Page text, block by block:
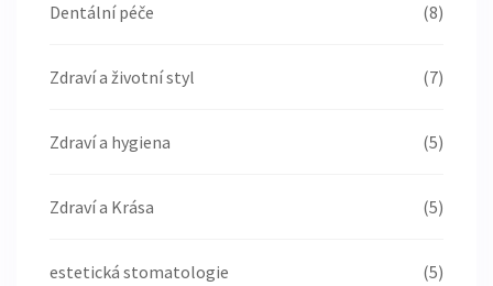
Dentální péče (8)
Zdraví a životní styl (7)
Zdraví a hygiena (5)
Zdraví a Krása (5)
estetická stomatologie (5)